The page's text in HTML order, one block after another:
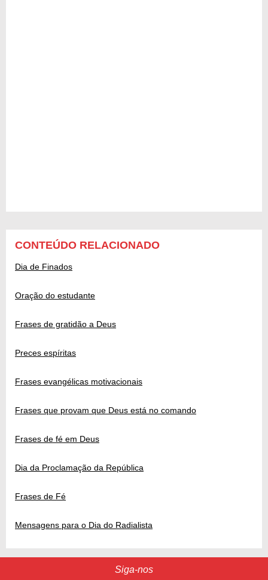
CONTEÚDO RELACIONADO
Dia de Finados
Oração do estudante
Frases de gratidão a Deus
Preces espíritas
Frases evangélicas motivacionais
Frases que provam que Deus está no comando
Frases de fé em Deus
Dia da Proclamação da República
Frases de Fé
Mensagens para o Dia do Radialista
Siga-nos